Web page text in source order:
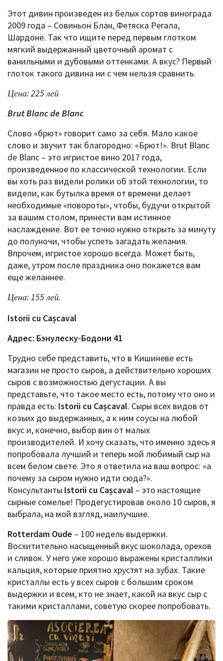
Этот дивин произведен из белых сортов винограда
2009 года – Совиньон Блан, Фетяска Регала,
Шардоне. Так что ищите перед первым глотком
мягкий выдержанный цветочный аромат с
ванильными и дубовыми оттенками. А вкус? Первый
глоток такого дивина ни с чем нельзя сравнить.
Цена: 225 лей
Brut Blanc de Blanc
Слово «брют» говорит само за себя. Мало какое
слово и звучит так благородно: «Брют!». Brut Blanc
de Blanc – это игристое вино 2017 года,
произведенное по классической технологии. Если
вы хоть раз видели ролики об этой технологии, то
видели, как бутылка время от времени делает
необходимые «повороты», чтобы, будучи открытой
за вашим столом, принести вам истинное
наслаждение. Вот ее точно нужно открыть за минуту
до полуночи, чтобы успеть загадать желания.
Впрочем, игристое хорошо всегда. Может быть,
даже, утром после праздника оно покажется вам
еще желаннее.
Цена: 155 лей.
Istorii cu Cașcaval
Адрес: Бэнулеску-Бодони 41
Трудно себе представить, что в Кишиневе есть
магазин не просто сыров, а действительно хороших
сыров с возможностью дегустации. А вы
представьте, что такое место есть, потому что оно и
правда есть: Istorii cu Cașcaval. Сыры всех видов от
козьих до выдержанных, а к ним соусы на любой
вкус и, конечно, выбор вин от малых
производителей. И хочу сказать, что именно здесь я
попробовала лучший и теперь мой любимый сыр на
всем белом свете. Это я ответила на ваш вопрос: «а
почему за сыром нужно идти сюда?».
Консультанты Istorii cu Cașcaval – это настоящие
сырные сомелье! Продегустировав около 10 сыров, я
выбрала, на мой взгляд, наилучшие.
Rotterdam Oude – 100 недель выдержки.
Восхитительно насыщенный вкус шоколада, орехов
и сливок. У него уже хорошо выражены кристаллики
кальция, которые приятно хрустят на зубах. Такие
кристаллы есть у всех сыров с большим сроком
выдержки и всем, кто не знает, какой на вкус сыр с
такими кристаллами, советую скорее попробовать.